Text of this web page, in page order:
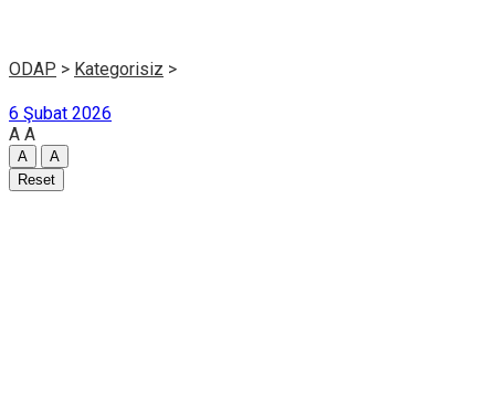
ODAP > Kategorisiz >
6 Şubat 2026
A A
A
A
Reset